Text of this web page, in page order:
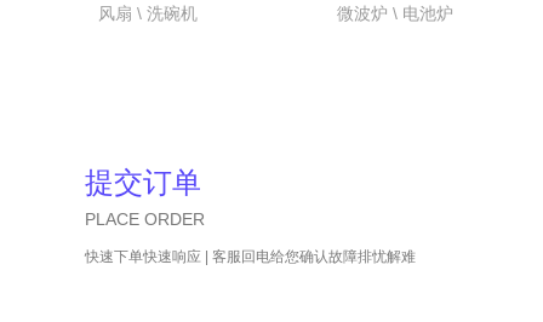
风扇 \ 洗碗机
微波炉 \ 电池炉
提交订单
PLACE ORDER
快速下单快速响应 | 客服回电给您确认故障排忧解难